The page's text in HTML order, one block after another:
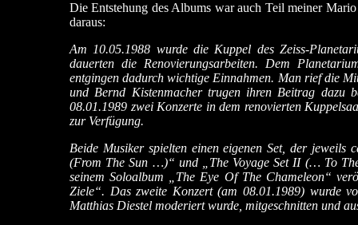
Die Entstehung des Albums war auch Teil meiner
daraus:
Am 10.05.1988 wurde die Kuppel des Zeiss-
dauerten die Renovierungsarbeiten. Dem
entgingen dadurch wichtige Einnahmen. Man rief die
und Bernd Kistenmacher trugen ihren Beitrag dazu
08.01.1989 zwei Konzerte in dem renovierten
zur Verfügung.
Beide Musiker spielten einen eigenen Set, der jeweils
(From The Sun …)“ und „The Voyage Set II (… To
seinem Soloalbum „The Eye Of The Chameleon“
Ziele“. Das zweite Konzert (am 08.01.1989) wurde
Matthias Diestel moderiert wurde, mitgeschnitten und